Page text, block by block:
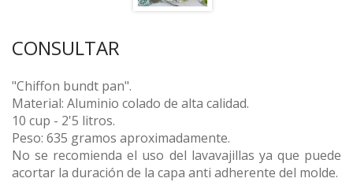
CONSULTAR
"Chiffon bundt pan".
Material: Aluminio colado de alta calidad.
10 cup - 2'5 litros.
Peso: 635 gramos aproximadamente.
No se recomienda el uso del lavavajillas ya que puede
acortar la duración de la capa anti adherente del molde.